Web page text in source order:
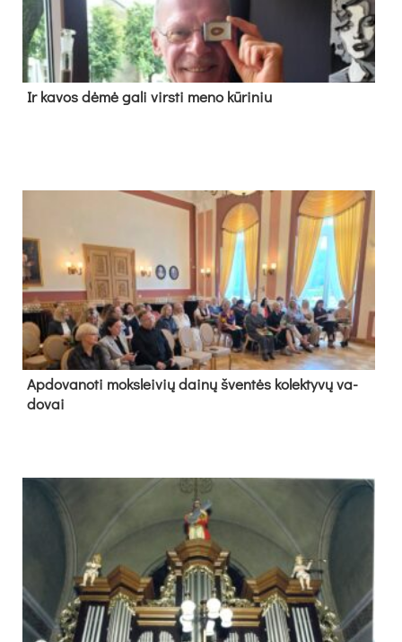
Ir ka­vos dė­mė ga­li virs­ti me­no kū­ri­niu
Ap­do­va­no­ti moks­lei­vių dai­nų šven­tės ko­lek­ty­vų va­
do­vai